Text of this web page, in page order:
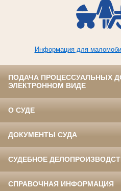
Информация для
ПОДАЧА ПРОЦЕССУАЛЬНЫХ
ЭЛЕКТРОННОМ ВИДЕ
О СУДЕ
ДОКУМЕНТЫ СУДА
СУДЕБНОЕ
СПРАВОЧНАЯ ИНФОРМАЦИЯ